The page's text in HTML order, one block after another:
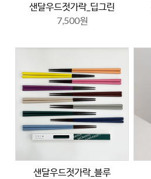
샌달우드젓가락_딥그린
7,500원
샌달우드젓가락_블루